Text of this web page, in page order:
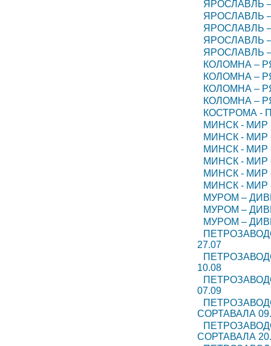
ЯРОСЛАВЛЬ
ЯРОСЛАВЛЬ
ЯРОСЛАВЛЬ
ЯРОСЛАВЛЬ
ЯРОСЛАВЛЬ
КОЛОМНА –
КОЛОМНА –
КОЛОМНА –
КОЛОМНА –
КОСТРОМА -
МИНСК - МИР
МИНСК - МИР
МИНСК - МИР
МИНСК - МИР
МИНСК - МИР
МИНСК - МИР
МУРОМ –
МУРОМ –
МУРОМ –
27.07
10.08
07.09
СОРТАВАЛА
СОРТАВАЛА